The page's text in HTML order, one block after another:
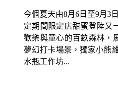
今個夏天由8月6日至9月3
定期間限定店甜蜜登陸又
歡樂與童心的百畝森林，
夢幻打卡場景，獨家小熊
水瓶工作坊...